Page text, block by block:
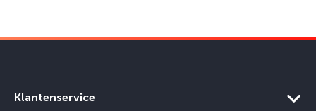
Klantenservice